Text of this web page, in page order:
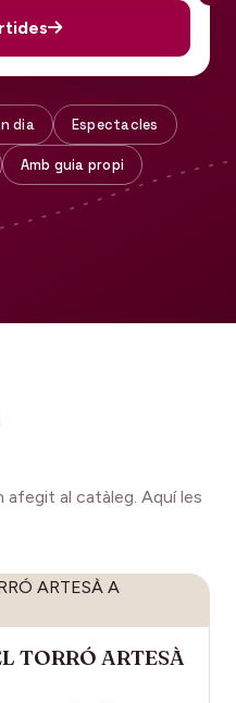
dia Espectacles
Amb guia propi
al catàleg. Aquí les
TORRÓ ARTESÀ